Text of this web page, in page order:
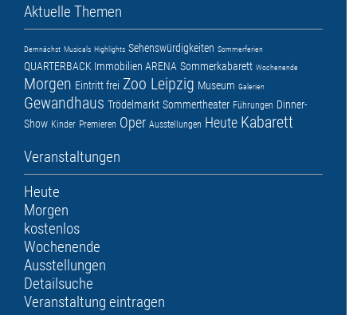
Aktuelle Themen
Demnächst Musicals Highlights Sehenswürdigkeiten Sommerferien
QUARTERBACK Immobilien ARENA Sommerkabarett Wochenende
Morgen Eintritt frei Zoo Leipzig Museum Galerien
Gewandhaus Trödelmarkt Sommertheater Führungen Dinner-
Show Kinder Premieren Oper Ausstellungen Heute Kabarett
Veranstaltungen
Heute
Morgen
kostenlos
Wochenende
Ausstellungen
Detailsuche
Veranstaltung eintragen